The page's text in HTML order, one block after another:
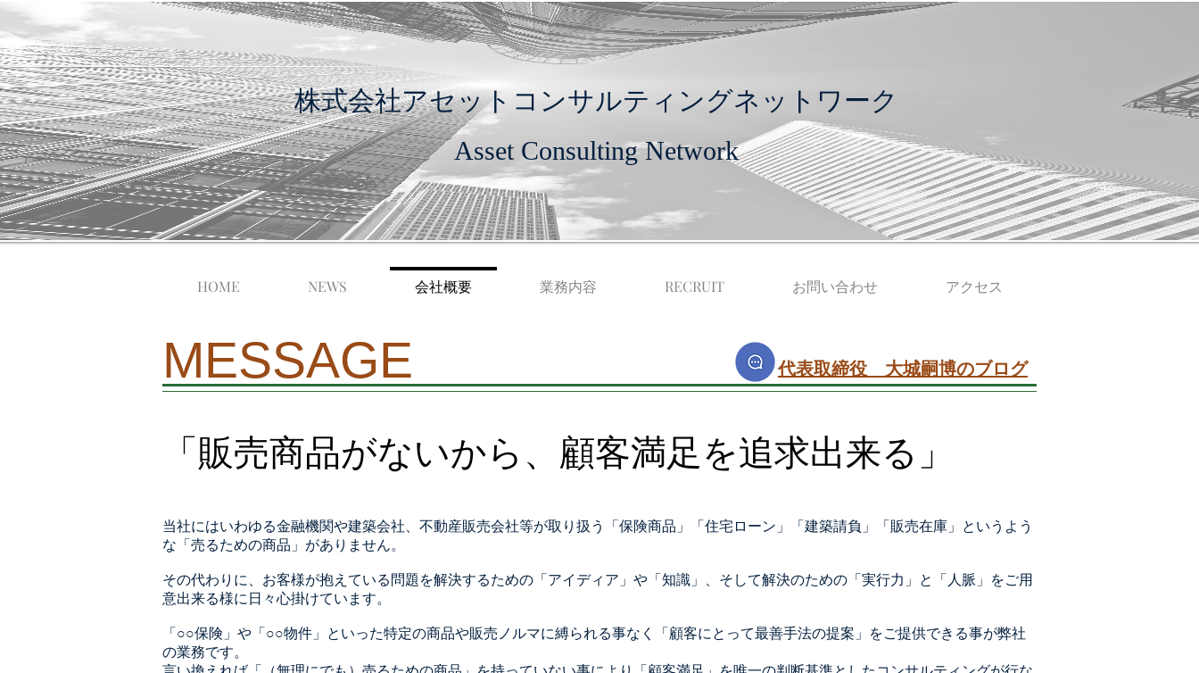
Asset Consulting Network
​株式会社アセットコンサルティングネットワーク
代表取締役 大城嗣博のブログ
​MESSAGE
「販売商品がないから、顧客満足を追求出来る」
当社にはいわゆる金融機関や建築会社、不動産販売会社等が取り扱う「保険商品」「住宅ローン」「建築請負」「販売在庫」というよう
な「売るための商品」がありません。
その代わりに、お客様が抱えている問題を解決するための「アイディア」や「知識」、そして解決のための「実行力」と「人脈」をご用
意出来る様に日々心掛けています。
「○○保険」や「○○物件」といった特定の商品や販売ノルマに縛られる事なく「顧客にとって最善手法の提案」をご提供できる事が弊社
の業務です。
HOME NEWS 会社概要 業務内容 ​RECRUIT お問い合わせ アクセス